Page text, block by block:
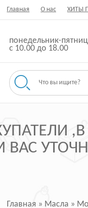
Главная О нас ХИТЫ
понедельник-
с 10.00 до 18.00
Главная » Масла »